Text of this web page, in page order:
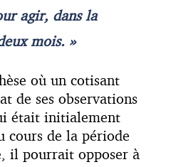
agir, dans la
mois. »
où un cotisant
de ses observations
était initialement
cours de la période
il pourrait opposer à